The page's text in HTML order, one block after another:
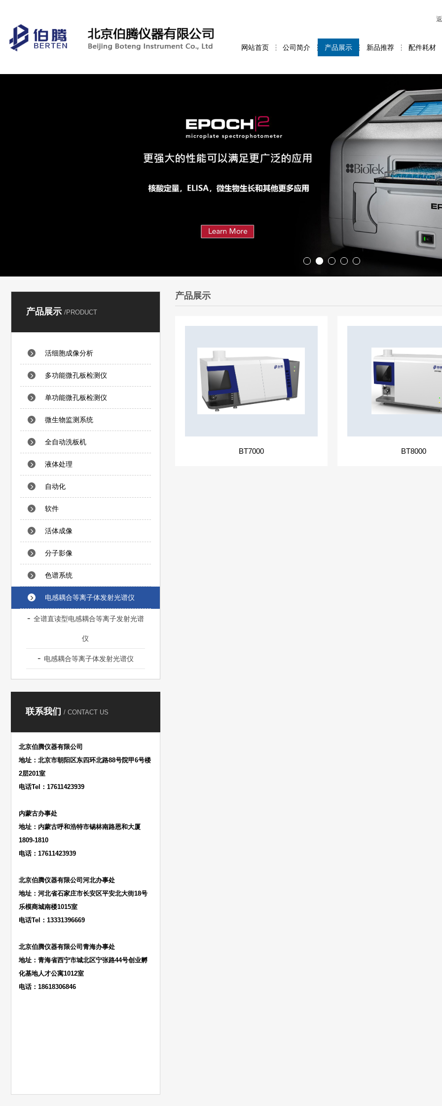
网站首页 公司简介 产品展示 新品推荐 配件耗材
产品展示 /PRODUCT
活细胞成像分析
多功能微孔板检测仪
单功能微孔板检测仪
微生物监测系统
全自动洗板机
液体处理
自动化
软件
活体成像
分子影像
色谱系统
电感耦合等离子体发射光谱仪
全谱直读型电感耦合等离子发射光谱
仪
电感耦合等离子体发射光谱仪
联系我们 / CONTACT US
北京伯腾仪器有限公司
地址：北京市朝阳区东四环北路88号院甲6号楼
2层201室
电话Tel：17611423939
内蒙古办事处
地址：内蒙古呼和浩特市锡林南路恩和大厦
1809-1810
电话：17611423939
北京伯腾仪器有限公司河北办事处
地址：河北省石家庄市长安区平安北大街18号
乐模商城南楼1015室
电话Tel：13331396669
北京伯腾仪器有限公司青海办事处
地址：青海省西宁市城北区宁张路44号创业孵
化基地人才公寓1012室
电话：18618306846
产品展示
BT7000 BT8000